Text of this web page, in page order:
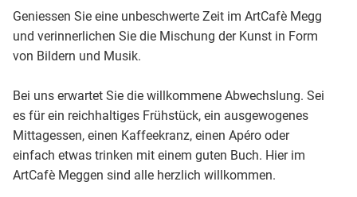
Geniessen Sie eine unbeschwerte Zeit im ArtCafè Megg
und verinnerlichen Sie die Mischung der Kunst in Form
von Bildern und Musik.
Bei uns erwartet Sie die willkommene Abwechslung. Sei
es für ein reichhaltiges Frühstück, ein ausgewogenes
Mittagessen, einen Kaffeekranz, einen Apéro oder
einfach etwas trinken mit einem guten Buch. Hier im
ArtCafè Meggen sind alle herzlich willkommen.